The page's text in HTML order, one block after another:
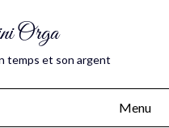
Orga
temps et son argent
Menu